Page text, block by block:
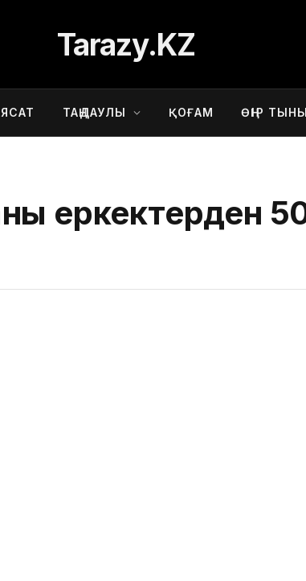
Tarazy.KZ
ТАҢДАУЛЫ ҚОҒАМ ӨҢІР
еркектерден